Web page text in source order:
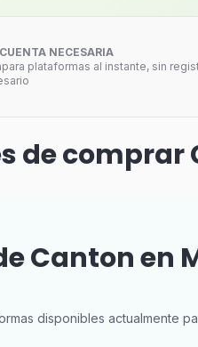
NECESARIA
plataformas al instante, sin
de comprar
Canton en
disponibles actualmente